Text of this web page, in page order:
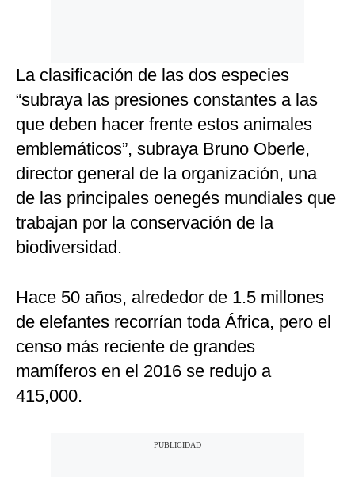
La clasificación de las dos especies
“subraya las presiones constantes a las
que deben hacer frente estos animales
emblemáticos”, subraya Bruno Oberle,
director general de la organización, una
de las principales oenegés mundiales que
trabajan por la conservación de la
biodiversidad.
Hace 50 años, alrededor de 1.5 millones
de elefantes recorrían toda África, pero el
censo más reciente de grandes
mamíferos en el 2016 se redujo a
415,000.